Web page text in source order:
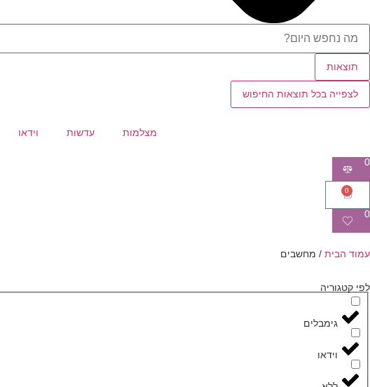
תוצאות
לצפייה בכל תוצאות החיפוש
מצלמות עדשות וידאו
0
0
0
עמוד הבית / מחשבים
לפי קטגוריה
גימבלים
וידאו